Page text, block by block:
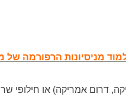
מניסיונות הרפורמה של
דרום אמריקה) או חילופי